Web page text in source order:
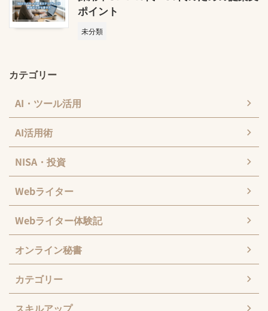
ポイント
未分類
カテゴリー
AI・ツール活用
AI活用術
NISA・投資
Webライター
Webライター体験記
オンライン秘書
カテゴリー